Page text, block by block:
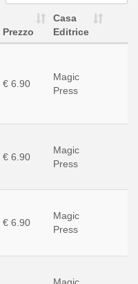
Prezzo
Casa
Editrice
€ 6.90
Magic
Press
€ 6.90
Magic
Press
€ 6.90
Magic
Press